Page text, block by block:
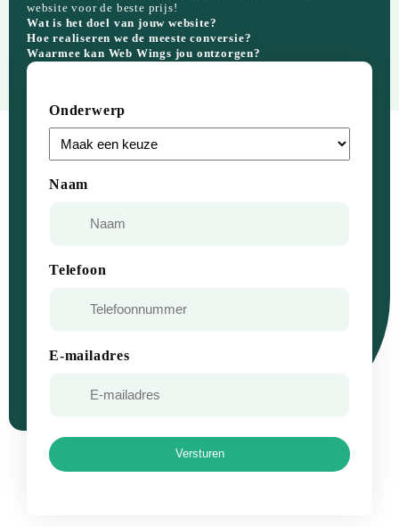
website voor de beste prijs!
Wat is het doel van jouw website?
Hoe realiseren we de meeste conversie?
Waarmee kan Web Wings jou ontzorgen?
Onderwerp
Naam
Telefoon
E-mailadres
Versturen